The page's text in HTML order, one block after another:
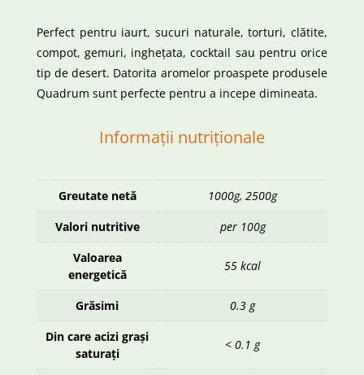
Perfect pentru iaurt, sucuri naturale, torturi, clătite,
compot, gemuri, inghețata, cocktail sau pentru orice
tip de desert. Datorita aromelor proaspete produsele
Quadrum sunt perfecte pentru a incepe dimineata.
Informații nutriționale
Greutate netă
1000g, 2500g
Valori nutritive
per 100g
Valoarea
energetică
55 kcal
Grăsimi
0.3 g
Din care acizi grași
saturați
< 0.1 g